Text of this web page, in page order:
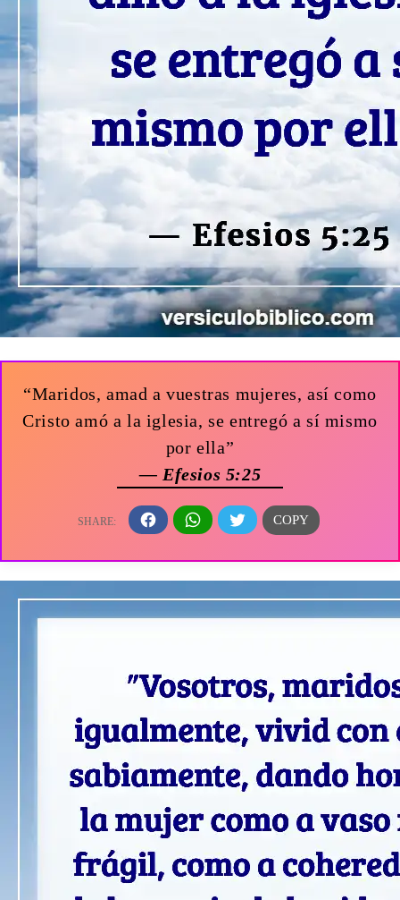
“Maridos, amad a vuestras mujeres, así como
Cristo amó a la iglesia, se entregó a sí mismo
por ella”
— Efesios 5:25